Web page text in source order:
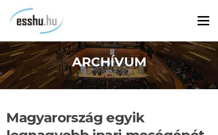
tartalomra
Menü
ARCHÍVUM
Magyarország egyik